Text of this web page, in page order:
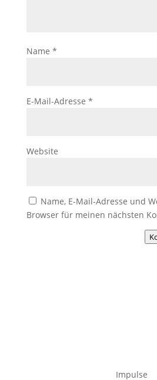
Name *
E-Mail-Adresse *
Website
Name, E-Mail-Adresse und
Browser für meinen nächsten
Impulse